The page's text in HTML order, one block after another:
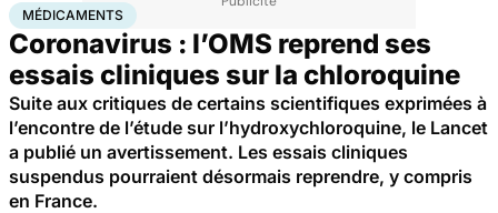
AccueilSantéMédicaments Médicaments
MÉDICAMENTS
Coronavirus : l’OMS reprend ses
essais cliniques sur la chloroquine
Suite aux critiques de certains scientifiques exprimées à
l’encontre de l’étude sur l’hydroxychloroquine, le Lancet
a publié un avertissement. Les essais cliniques
suspendus pourraient désormais reprendre, y compris
en France.